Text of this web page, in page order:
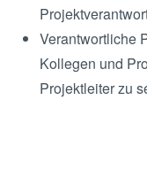
Verantwortliche
Kollegen und
Projektleiter zu